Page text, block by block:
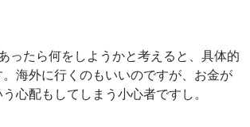
ったら何をしようかと考えると、具体的
海外に行くのもいいのですが、お金が
心配もしてしまう小心者ですし。